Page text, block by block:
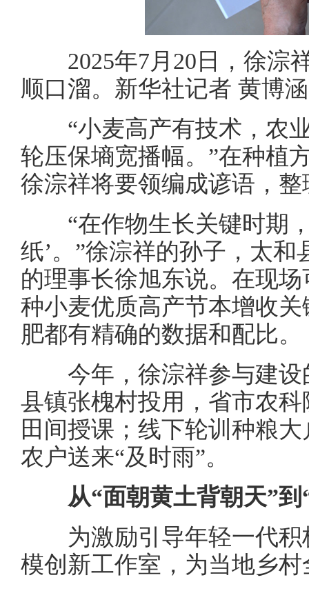
2025年7月20日，徐淙
顺口溜。新华社记者 黄博
“小麦高产有技术，农业
轮压保墒宽播幅。”在种植
徐淙祥将要领编成谚语，
“在作物生长关键时期，
纸’。”徐淙祥的孙子，太
的理事长徐旭东说。在现
种小麦优质高产节本增收
肥都有精确的数据和配比。
今年，徐淙祥参与建设
县镇张槐村投用，省市农
田间授课；线下轮训种粮
农户送来“及时雨”。
从“面朝黄土背朝天”到
为激励引导年轻一代积
模创新工作室，为当地乡